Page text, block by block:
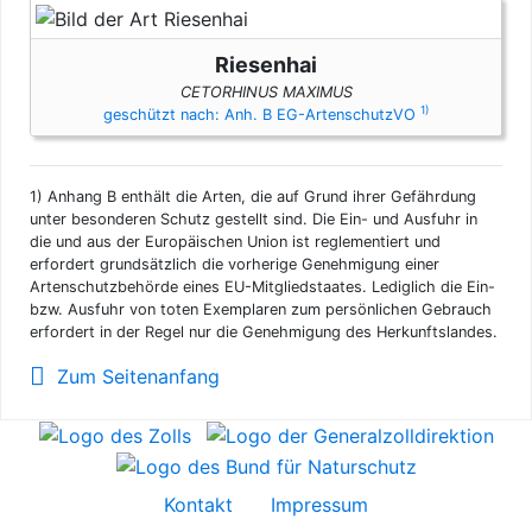
Riesenhai
CETORHINUS MAXIMUS
geschützt nach: Anh. B EG-ArtenschutzVO 1)
1) Anhang B enthält die Arten, die auf Grund ihrer Gefährdung
unter besonderen Schutz gestellt sind. Die Ein- und Ausfuhr in
die und aus der Europäischen Union ist reglementiert und
erfordert grundsätzlich die vorherige Genehmigung einer
Artenschutzbehörde eines EU-Mitgliedstaates. Lediglich die Ein-
bzw. Ausfuhr von toten Exemplaren zum persönlichen Gebrauch
erfordert in der Regel nur die Genehmigung des Herkunftslandes.
Zum Seitenanfang
Kontakt Impressum